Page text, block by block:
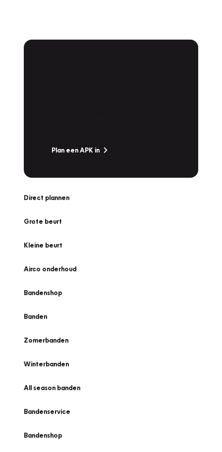
Plan een APK in
Direct plannen
Grote beurt
Kleine beurt
Airco onderhoud
Bandenshop
Banden
Zomerbanden
Winterbanden
All season banden
Bandenservice
Bandenshop